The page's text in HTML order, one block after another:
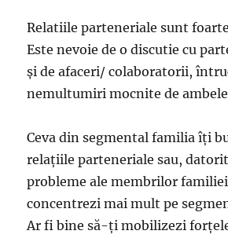
Relatiile parteneriale sunt
Este nevoie de o discutie cu
și de afaceri/ colaboratorii,
nemultumiri mocnite de
Ceva din segmental familia îți
relațiile parteneriale sau,
probleme ale membrilor
concentrezi mai mult pe
Ar fi bine să-ți mobilizezi